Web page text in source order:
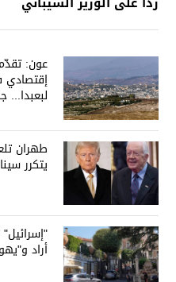
عون:
طهران
يتكرر
أراد